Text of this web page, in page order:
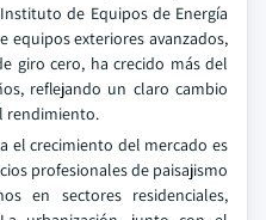
de Equipos de Energía
equipos exteriores avanzados,
giro cero, ha crecido más del
reflejando un claro cambio
rendimiento.
el crecimiento del mercado es
profesionales de paisajismo
en sectores residenciales,